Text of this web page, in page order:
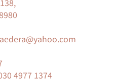
4977 1374